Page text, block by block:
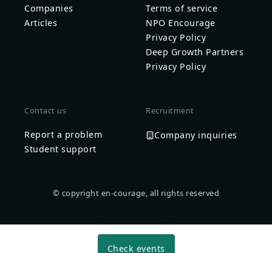
Companies
Articles
Terms of service
NPO Encourage
Privacy Policy
Deep Growth Partners
Privacy Policy
Contact us
Report a problem
Student support
Recruitment
Company inquiries
© copyright en-courage, all rights reserved
Check events